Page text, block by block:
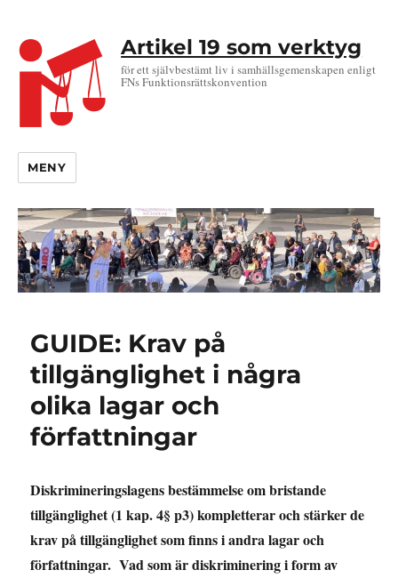
Artikel 19 som verktyg
för ett självbestämt liv i samhällsgemenskapen enligt
FNs Funktionsrättskonvention
MENY
GUIDE: Krav på
tillgänglighet i några
olika lagar och
författningar
Diskrimineringslagens bestämmelse om bristande
tillgänglighet (1 kap. 4§ p3) kompletterar och stärker de
krav på tillgänglighet som finns i andra lagar och
författningar. Vad som är diskriminering i form av